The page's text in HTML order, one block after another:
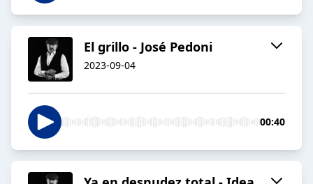
El grillo - José Pedoni
2023-09-04
00:40